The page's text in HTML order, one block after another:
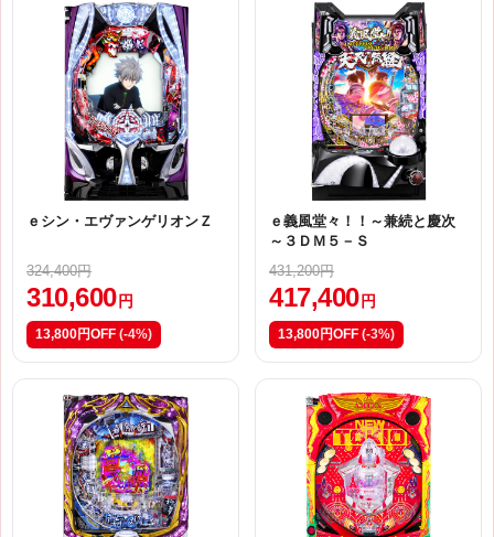
ｅシン・エヴァンゲリオンＺ
324,400円
310,600 円
13,800円OFF (-4%)
ｅ義風堂々！！～兼続と慶次
～３ＤＭ５－Ｓ
431,200円
417,400 円
13,800円OFF (-3%)